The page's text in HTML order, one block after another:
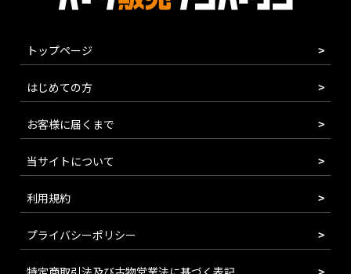
トップページ
はじめての方
お客様に届くまで
当サイトについて
利用規約
プライバシーポリシー